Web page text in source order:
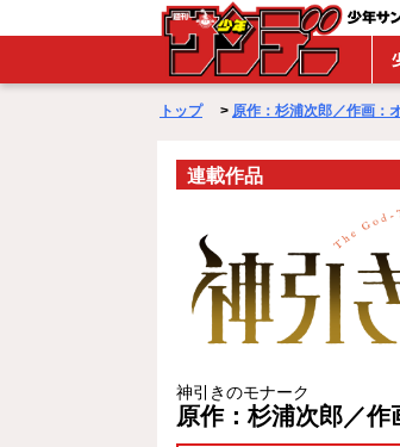
WEBサンデー
トップ> 原作：杉浦次郎／作画：
連載作品
神引きのモナーク
原作：杉浦次郎／作